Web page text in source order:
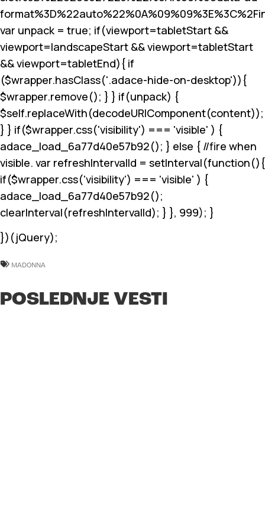
var unpack = true; if(viewport=tabletStart &&
viewport=landscapeStart && viewport=tabletStart
&& viewport=tabletEnd){ if
($wrapper.hasClass('.adace-hide-on-desktop')){
$wrapper.remove(); } } if(unpack) {
$self.replaceWith(decodeURIComponent(content));
} } if($wrapper.css('visibility') === 'visible' ) {
adace_load_6a77d40e57b92(); } else { //fire when
visible. var refreshIntervalId = setInterval(function(){
if($wrapper.css('visibility') === 'visible' ) {
adace_load_6a77d40e57b92();
clearInterval(refreshIntervalId); } }, 999); }
})(jQuery);
MADONNA
POSLEDNJE VESTI